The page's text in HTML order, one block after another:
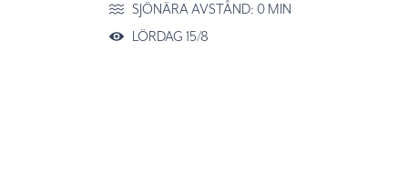
SJÖNÄRA AVSTÅND: 0 MIN
LÖRDAG 15/8